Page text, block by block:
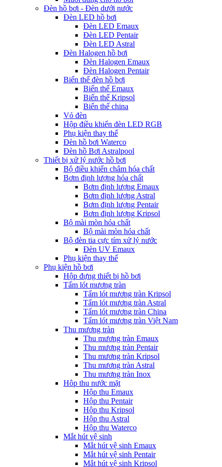
Đèn hồ bơi - Đèn dưới nước
Đèn LED hồ bơi
Đèn LED Emaux
Đèn LED Pentair
Đèn LED Astral
Đèn Halogen hồ bơi
Đèn Halogen Emaux
Đèn Halogen Pentair
Biến thế đèn hồ bơi
Biến thế Emaux
Biến thế Kripsol
Biến thế china
Vỏ đèn
Hộp điều khiển đèn LED RGB
Phụ kiện thay thế
Đèn hồ bơi Waterco
Đèn hồ Bơi Astralpool
Thiết bị xử lý nước hồ bơi
Bộ điều khiển châm hóa chất
Bơm định lượng hóa chất
Bơm định lượng Emaux
Bơm định lượng Astral
Bơm định lượng Pentair
Bơm định lượng Kripsol
Bộ mài mòn hóa chất
Bộ mài mòn hóa chất
Bộ đèn tia cực tím xử lý nước
Đèn UV Emaux
Phụ kiện thay thế
Phụ kiện hồ bơi
Hộp đựng thiết bị hồ bơi
Tấm lót mương tràn
Tấm lót mương tràn Kripsol
Tấm lót mương tràn Astral
Tấm lót mương tràn China
Tấm lót mương tràn Việt Nam
Thu mương tràn
Thu mương tràn Emaux
Thu mương tràn Pentair
Thu mương tràn Kripsol
Thu mương tràn Astral
Thu mương tràn Inox
Hôp thu nước mặt
Hộp thu Emaux
Hộp thu Pentair
Hộp thu Kripsol
Hộp thu Astral
Hộp thu Waterco
Mắt hút vệ sinh
Mắt hút vệ sinh Emaux
Mắt hút vệ sinh Pentair
Mắt hút vệ sinh Kripsol